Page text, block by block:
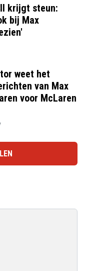
krijgt steun:
bij Max
weet het
van Max
voor McLaren